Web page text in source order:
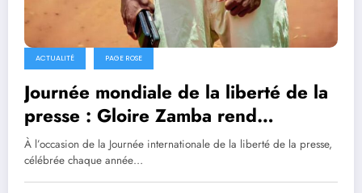
ACTUALITÉ PAGE ROSE
Journée mondiale de la liberté de la
presse : Gloire Zamba rend
hommage aux journalistes disparus
À l’occasion de la Journée internationale de la liberté de la presse,
célébrée chaque année…